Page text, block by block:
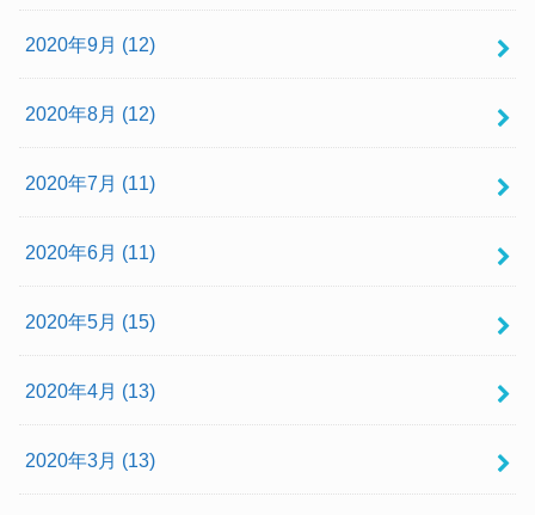
2020年9月 (12)
2020年8月 (12)
2020年7月 (11)
2020年6月 (11)
2020年5月 (15)
2020年4月 (13)
2020年3月 (13)